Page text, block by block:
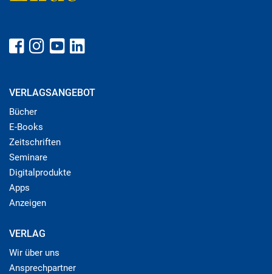
VERLAGSANGEBOT
Bücher
E-Books
Zeitschriften
Seminare
Digitalprodukte
Apps
Anzeigen
VERLAG
Wir über uns
Ansprechpartner